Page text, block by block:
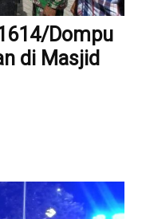
Dompu
di Masjid